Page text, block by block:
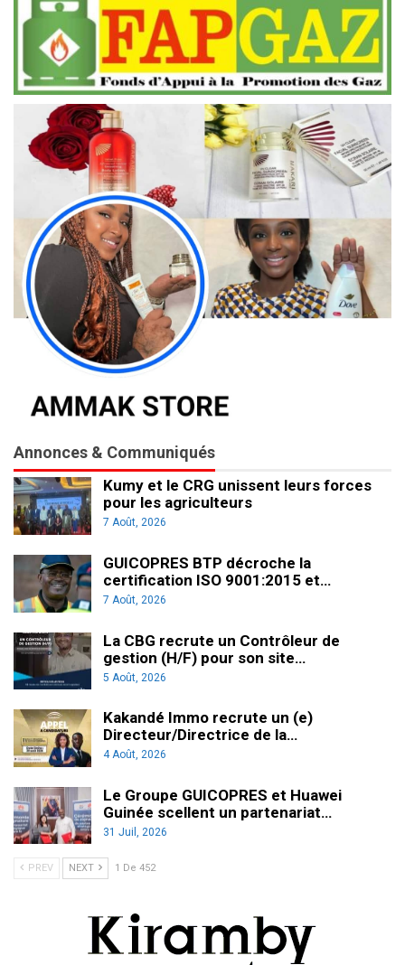
Annonces & Communiqués
Kumy et le CRG unissent leurs forces
pour les agriculteurs
7 Août, 2026
GUICOPRES BTP décroche la
certification ISO 9001:2015 et…
7 Août, 2026
La CBG recrute un Contrôleur de
gestion (H/F) pour son site…
5 Août, 2026
Kakandé Immo recrute un (e)
Directeur/Directrice de la…
4 Août, 2026
Le Groupe GUICOPRES et Huawei
Guinée scellent un partenariat…
31 Juil, 2026
PREV NEXT 1 De 452